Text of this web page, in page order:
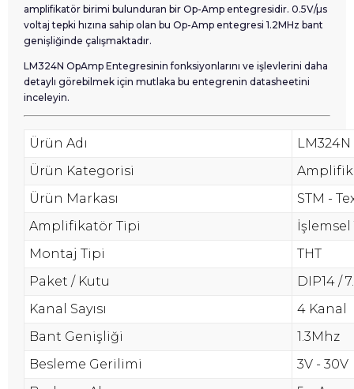
amplifikatör birimi bulunduran bir Op-Amp entegresidir. 0.5V/µs
voltaj tepki hızına sahip olan bu Op-Amp entegresi 1.2MHz bant
genişliğinde çalışmaktadır.
LM324N OpAmp Entegresinin fonksiyonlarını ve işlevlerini daha
detaylı görebilmek için mutlaka bu entegrenin datasheetini
inceleyin.
Ürün Adı
LM324N
Ürün Kategorisi
Ürün Markası
STM -
Amplifikatör Tipi
Montaj Tipi
THT
Paket / Kutu
DIP14 /
Kanal Sayısı
4 Kanal
Bant Genişliği
1.3Mhz
Besleme Gerilimi
3V - 30V